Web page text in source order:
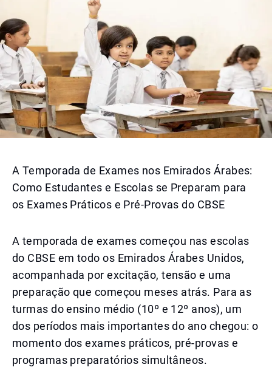
A Temporada de Exames nos Emirados Árabes:
Como Estudantes e Escolas se Preparam para
os Exames Práticos e Pré-Provas do CBSE
A temporada de exames começou nas escolas
do CBSE em todo os Emirados Árabes Unidos,
acompanhada por excitação, tensão e uma
preparação que começou meses atrás. Para as
turmas do ensino médio (10º e 12º anos), um
dos períodos mais importantes do ano chegou: o
momento dos exames práticos, pré-provas e
programas preparatórios simultâneos.